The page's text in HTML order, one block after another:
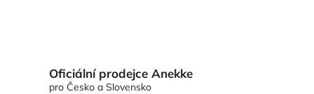
Oficiální prodejce Anekke
pro Česko a Slovensko